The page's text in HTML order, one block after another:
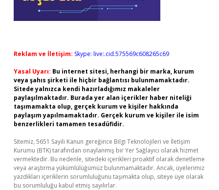
Reklam ve İletişim: Skype: live:.cid.575569c608265c69
Yasal Uyarı: Bu internet sitesi, herhangi bir marka, kurum
veya şahıs şirketi ile hiçbir bağlantısı bulunmamaktadır.
Sitede yalnızca kendi hazırladığımız makaleler
paylaşılmaktadır. Burada yer alan içerikler haber niteliği
taşımamakta olup, gerçek kurum ve kişiler hakkında
paylaşım yapılmamaktadır. Gerçek kurum ve kişiler ile isim
benzerlikleri tamamen tesadüfidir.
Sitemiz, 5651 Sayılı Kanun gereğince Bilgi Teknolojileri ve İletişim
Kurumu (BTK) tarafından onaylanmış bir Yer Sağlayıcı olarak hizmet
vermektedir. Bu nedenle, sitedeki içerikleri proaktif olarak denetleme
veya araştırma yükümlülüğümüz bulunmamaktadır. Ancak, üyelerimiz
yazdıkları içeriklerin sorumluluğunu taşımakta olup, siteye üye olarak
bu sorumluluğu kabul etmiş sayılırlar.